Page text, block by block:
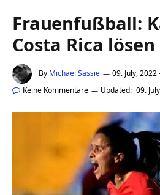
Frauenfußball:
Costa Rica
By Michael Sassie
09. July, 2022
Keine Kommentare
Updated: 09.